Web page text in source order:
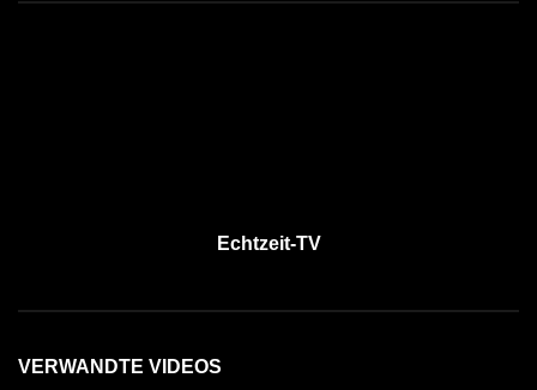
Echtzeit-TV
VERWANDTE VIDEOS